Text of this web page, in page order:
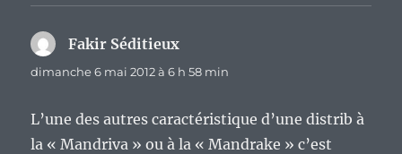
Fakir Séditieux
dimanche 6 mai 2012 à 6 h 58 min
L’une des autres caractéristique d’une distrib à
la « Mandriva » ou à la « Mandrake » c’est